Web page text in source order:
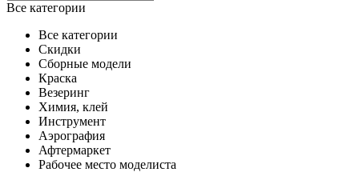
Все категории
Все категории
Скидки
Сборные модели
Краска
Везеринг
Химия, клей
Инструмент
Аэрография
Афтермаркет
Рабочее место моделиста